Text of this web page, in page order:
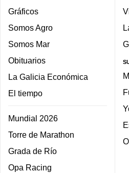
Gráficos
Somos Agro
Somos Mar
Obituarios
La Galicia Económica
El tiempo
Mundial 2026
Torre de Marathon
Grada de Río
Opa Racing